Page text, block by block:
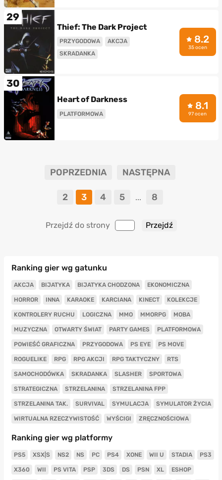
29
Thief: The Dark Project
PRZYGODOWA
AKCJA
SKRADANKA
8.2
35 ocen
30
Heart of Darkness
PLATFORMOWA
8.1
97 ocen
POPRZEDNIA NASTĘPNA
2 3 4 5 ... 8
Przejdź do strony
Ranking gier wg gatunku
AKCJA BIJATYKA BIJATYKA CHODZONA EKONOMICZNA
HORROR INNA KARAOKE KARCIANA KINECT KOLEKCJE
KONTROLERY RUCHU LOGICZNA MMO MMORPG MOBA
MUZYCZNA OTWARTY ŚWIAT PARTY GAMES PLATFORMOWA
POWIEŚĆ GRAFICZNA PRZYGODOWA PS EYE PS MOVE
ROGUELIKE RPG RPG AKCJI RPG TAKTYCZNY RTS
SAMOCHODÓWKA SKRADANKA SLASHER SPORTOWA
STRATEGICZNA STRZELANINA STRZELANINA FPP
STRZELANINA TAK. SURVIVAL SYMULACJA SYMULATOR ŻYCIA
WIRTUALNA RZECZYWISTOŚĆ WYŚCIGI ZRĘCZNOŚCIOWA
Ranking gier wg platformy
PS5 XSX|S NS2 NS PC PS4 XONE WII U STADIA PS3
X360 WII PS VITA PSP 3DS DS PSN XL ESHOP